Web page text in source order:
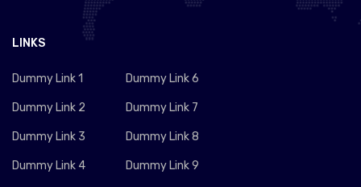
LINKS
Dummy Link 1
Dummy Link 2
Dummy Link 3
Dummy Link 4
Dummy Link 6
Dummy Link 7
Dummy Link 8
Dummy Link 9